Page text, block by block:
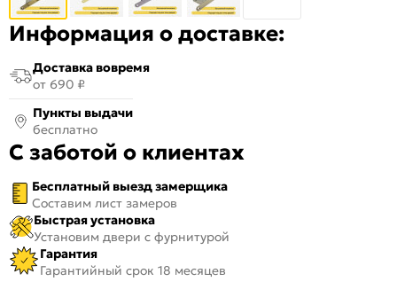
Информация о доставке:
Доставка вовремя
от 690 ₽
Пункты выдачи
бесплатно
С заботой о клиентах
Бесплатный выезд замерщика
Составим лист замеров
Быстрая установка
Установим двери с фурнитурой
Гарантия
Гарантийный срок 18 месяцев